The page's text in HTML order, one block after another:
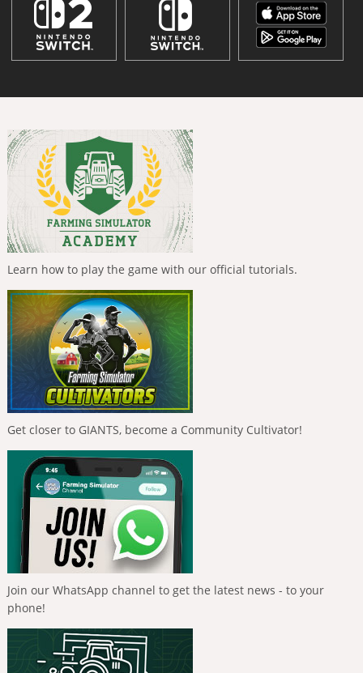
Learn how to play the game with our official tutorials.
Get closer to GIANTS, become a Community Cultivator!
Join our WhatsApp channel to get the latest news - to your
phone!